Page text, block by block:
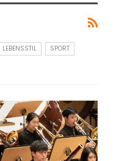
LEBENSSTIL
SPORT